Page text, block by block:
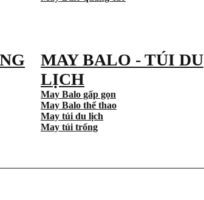
MAY BALO - TÚI DU
LỊCH
May Balo gấp gọn
May Balo thể thao
May túi du lịch
May túi trống